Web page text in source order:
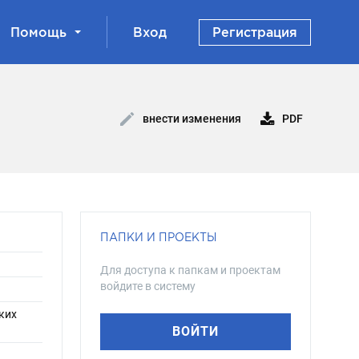
Помощь Вход Регистрация
внести изменения PDF
ПАПКИ И ПРОЕКТЫ
Для доступа к папкам и проектам
войдите в систему
ВОЙТИ